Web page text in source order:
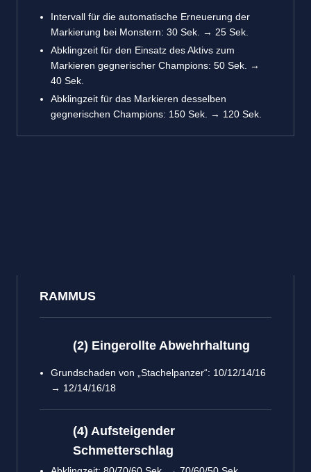
Intervall für die automatische Erneuerung der
Markierung bei Monstern: 30 Sek. → 25 Sek.
Abklingzeit für den Einsatz des Aktivs zum
Markieren gegnerischer Champions: 50 Sek. →
40 Sek.
Abklingzeit für das Markieren desselben
gegnerischen Champions: 150 Sek. → 120 Sek.
RAMMUS
(2) Eingerollte Abwehrhaltung
Grundschaden von „Stachelpanzer“: 10/12/14/16
→ 12/14/16/18
(4) Aufsteigender
Schmetterschlag